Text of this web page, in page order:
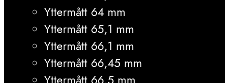
Yttermått 64 mm
Yttermått 65,1 mm
Yttermått 66,1 mm
Yttermått 66,45 mm